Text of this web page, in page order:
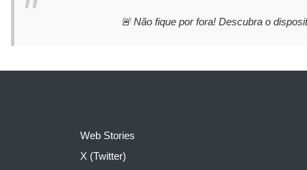
🚨 Não fique por fora! Descubra o
Web Stories
X (Twitter)